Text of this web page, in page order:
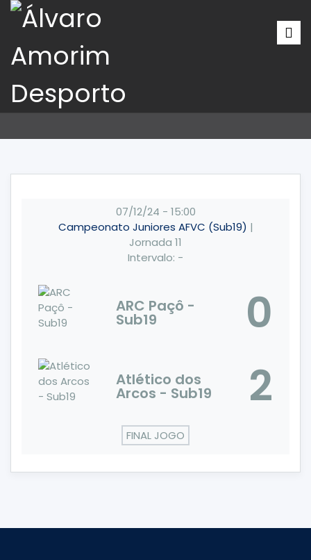
07/12/24 - 15:00
Campeonato Juniores AFVC (Sub19) |
Jornada 11
Intervalo: -
ARC Paçô -
Sub19 0
Atlético dos
Arcos - Sub19 2
FINAL JOGO